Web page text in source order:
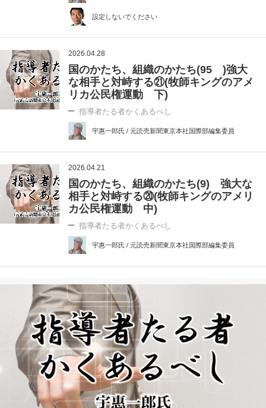
設定しないでください
2026.04.28
国のかたち、組織のかたち(95 )強大
な相手と対峙する㉑(牧師キングのアメ
リカ公民権運動 下)
指導者たる者かくあるべし
宇惠一郎氏 / 元読売新聞東京本社国際部編集委員
2026.04.21
国のかたち、組織のかたち(9) 強大な
相手と対峙する⑳(牧師キングのアメリ
カ公民権運動 中)
指導者たる者かくあるべし
宇惠一郎氏 / 元読売新聞東京本社国際部編集委員